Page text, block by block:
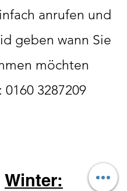
anrufen und
geben wann Sie
möchten
0160 3287209
Winter: